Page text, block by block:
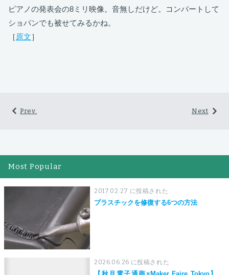
ピアノの発表会の8ミリ映像。音無しだけど。コンバートして
ショパンでも被せてみるかね。
［ 原文］
Next
Prev.
Most Popular
2017.02.27 に投稿された
プラスチックを修復する6つの方法
2026.06.26 に投稿された